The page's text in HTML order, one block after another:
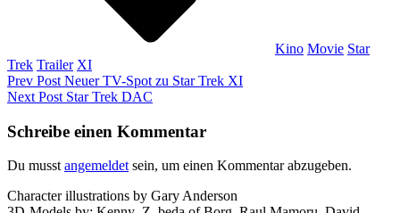
Kino Movie Star
Trek Trailer XI
Beitragsnavigation
Previous
Post
Prev Post Neuer TV-Spot zu Star Trek XI
Next
Next Post Star Trek DAC
Schreibe einen Kommentar
Du musst angemeldet sein, um einen Kommentar abzugeben.
Character illustrations by Gary Anderson